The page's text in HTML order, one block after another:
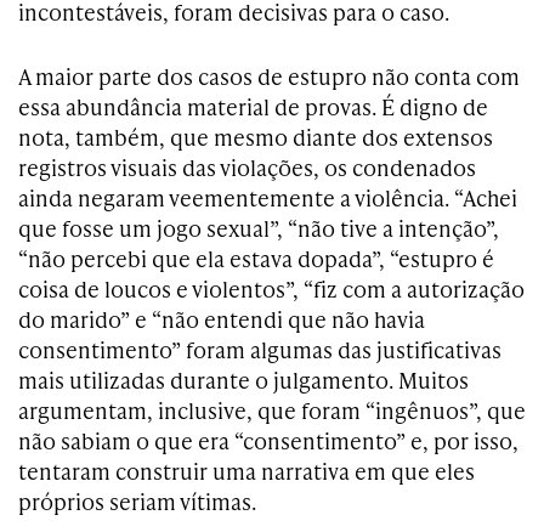
incontestáveis, foram decisivas para o caso.
A maior parte dos casos de estupro não conta com
essa abundância material de provas. É digno de
nota, também, que mesmo diante dos extensos
registros visuais das violações, os condenados
ainda negaram veementemente a violência. “Achei
que fosse um jogo sexual”, “não tive a intenção”,
“não percebi que ela estava dopada”, “estupro é
coisa de loucos e violentos”, “fiz com a autorização
do marido” e “não entendi que não havia
consentimento” foram algumas das justificativas
mais utilizadas durante o julgamento. Muitos
argumentam, inclusive, que foram “ingênuos”, que
não sabiam o que era “consentimento” e, por isso,
tentaram construir uma narrativa em que eles
próprios seriam vítimas.